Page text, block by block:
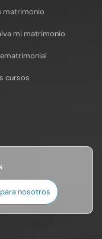
matrimonio
mi matrimonio
cursos
nosotros